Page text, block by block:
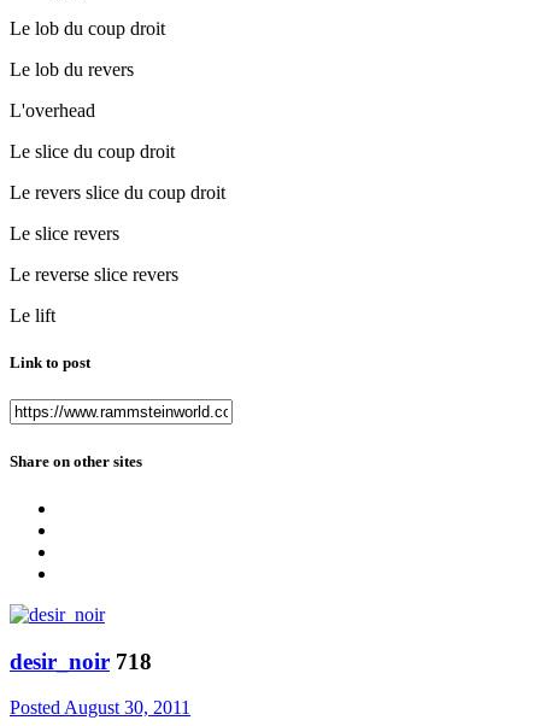
Le lob du coup droit
Le lob du revers
L'overhead
Le slice du coup droit
Le revers slice du coup droit
Le slice revers
Le reverse slice revers
Le lift
Link to post
Share on other sites
desir_noir 718
Posted August 30, 2011